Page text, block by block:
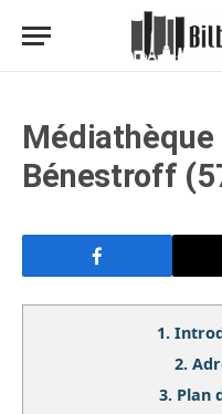
Bénestroff
1.
2.
3. Plan